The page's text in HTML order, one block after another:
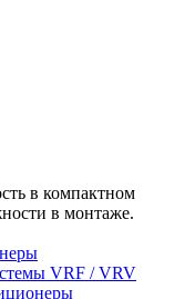
в компактном
в монтаже.
VRF / VRV